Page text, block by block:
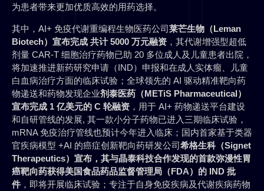
为患者带来更加优质高效的用药选择。
其中，AI+ 免疫代谢重编程生物医药公司莱芒生物（Leman
Biotech） 宣布完成 共计 5000 万元融资 ，其代谢增强型超低
剂量 CAR-T 细胞治疗药物已助 20 多位成人及儿童患者出院，
将加速推进新药研究申请（IND）申报和在成人实体瘤、儿童
白血病治疗方面的临床试验；全球领先的 AI 驱动精准靶向药
物递送和药物发现企业剂泰医药（METiS Pharmaceutical）
宣布完成 1 亿美元的 C 轮融资 ，用于 AI+ 药物递送平台建设
和自研管线的发展, 其一款小分子药物已进入三期临床试验，
mRNA 免疫治疗管线也预计今年进入临床；国内首家基于类器
官疾病模型 +AI 的癌症创新靶向药研发公司希格生科（Signet
Therapeutics） 宣布，其与晶泰科技合作发现的首款弥漫性胃
癌靶向药获得美国食品药品监督管理局（FDA）的 IND 批
件，即将开展临床试验；专注于自身免疫疾病及代谢疾病药物